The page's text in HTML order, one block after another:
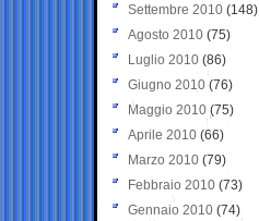
Settembre 2010 (148)
Agosto 2010 (75)
Luglio 2010 (86)
Giugno 2010 (76)
Maggio 2010 (75)
Aprile 2010 (66)
Marzo 2010 (79)
Febbraio 2010 (73)
Gennaio 2010 (74)